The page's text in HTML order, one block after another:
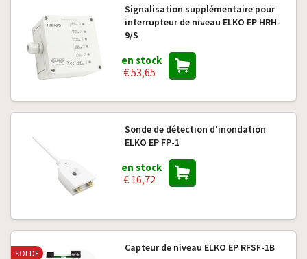
Signalisation supplémentaire pour
interrupteur de niveau ELKO EP HRH-
9/S
en stock
€ 53,65
Sonde de détection d'inondation
ELKO EP FP-1
en stock
€ 16,72
Capteur de niveau ELKO EP RFSF-1B
SOLDE